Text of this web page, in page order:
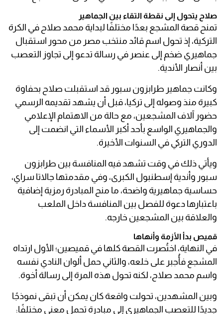
صلاح يتحول إلى نقطة التقاء بين الجماهير
تمنح قصة المشجع بعدًا مختلفًا لبداية محمد صلاح في الكرة
التركية، إذ تحول اسم قائد منتخب مصر من محور استقبال
جماهيري ضخم إلى عنصر في رسالة تدعو إلى تجاوز التعصب
بين أنصار الأندية.
وكانت جماهير طرابزون سبور قد استقبلت صلاح بحفاوة
كبيرة منذ وصوله إلى تركيا، قبل أن يشهد تقديمه الرسمي
حضور آلاف المشجعين، مع حالة من الاهتمام الإعلامي
والجماهيري الواسع بأحد أكبر الأسماء التي انضمت إلى
الدوري التركي في السنوات الأخيرة.
ويأتي ذلك في وقت تشهد فيه المنافسة بين طرابزون
سبور وأندية إسطنبول الكبرى، وفي مقدمتها جالاتا سراي،
حساسية جماهيرية واضحة، ما منح المبادرة رمزية إضافية
باعتبارها دعوة للفصل بين المنافسة داخل الملعب
والعلاقة بين المشجعين خارجه.
قميص بدأ الأزمة وأنهاها
في النهاية، اختُصرت القصة كلها في قميصين؛ الأول ارتداه
المشجع فأُجبر على خلعه، والثاني حمل ألوان النادي نفسه
واسم محمد صلاح، لكنه تحول هذه المرة إلى رسالة أخوة.
وبين المشهدين، تحولت واقعة كان يمكن أن تبقى نموذجًا
جديدًا للتعصب الجماهيري إلى مبادرة تحمل معنى مختلفًا: